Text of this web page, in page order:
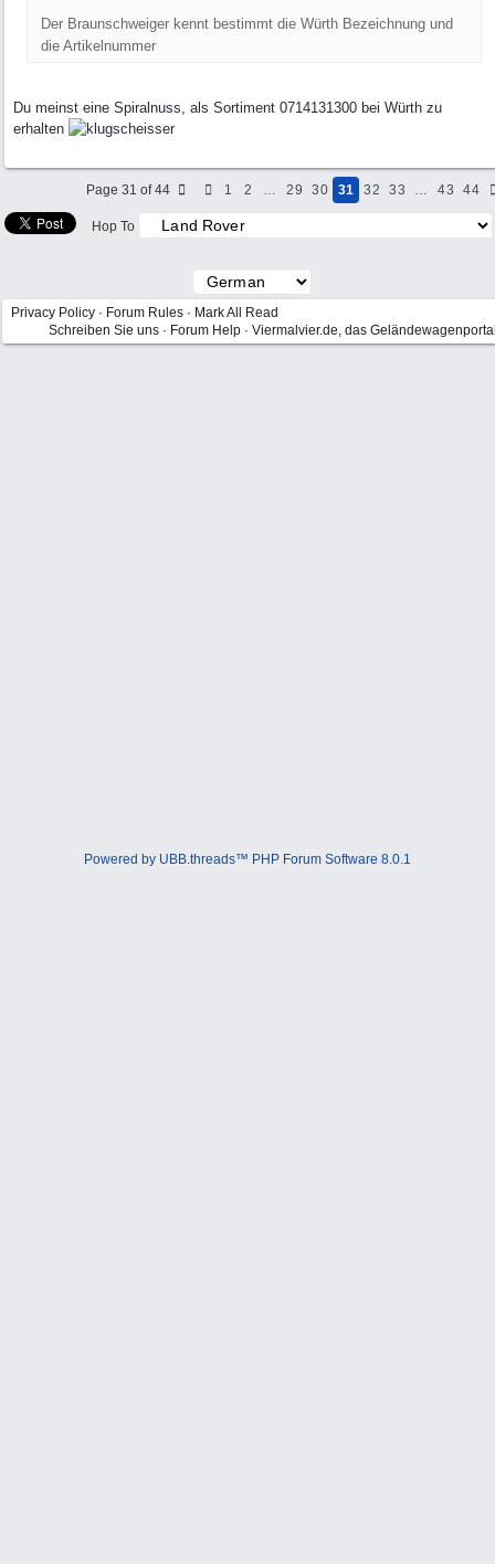
Der Braunschweiger kennt bestimmt die Würth Bezeichnung und
die Artikelnummer
Du meinst eine Spiralnuss, als Sortiment 0714131300 bei Würth zu
erhalten
Page 31 of 44 1 2 … 29 30 31 32 33 … 43 44
Hop To
Privacy Policy · Forum Rules · Mark All Read
Schreiben Sie uns · Forum Help · Viermalvier.de, das
Powered by UBB.threads™ PHP Forum Software 8.0.1